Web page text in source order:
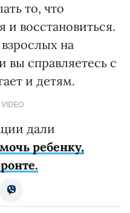
то, что
и восстановиться.
на
вы справляетесь с
и детям.
дали
ребенку,